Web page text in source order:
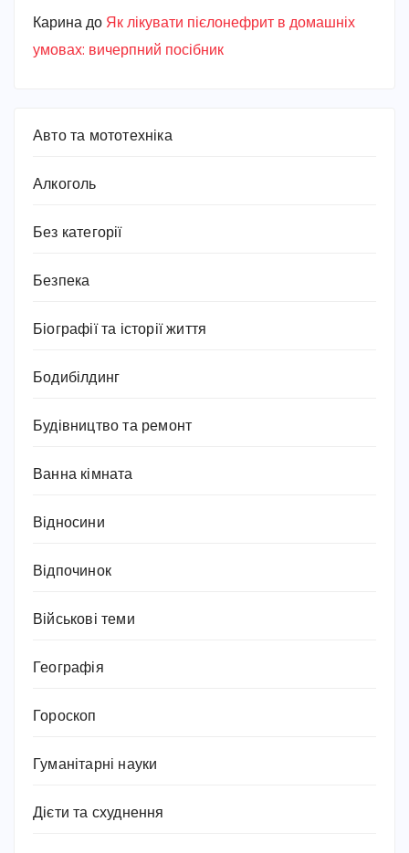
Карина до Як лікувати пієлонефрит в домашніх
умовах: вичерпний посібник
Авто та мототехніка
Алкоголь
Без категорії
Безпека
Біографії та історії життя
Бодибілдинг
Будівництво та ремонт
Ванна кімната
Відносини
Відпочинок
Військові теми
Географія
Гороскоп
Гуманітарні науки
Дієти та схуднення